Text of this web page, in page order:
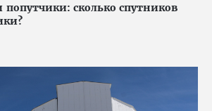
сколько спутников